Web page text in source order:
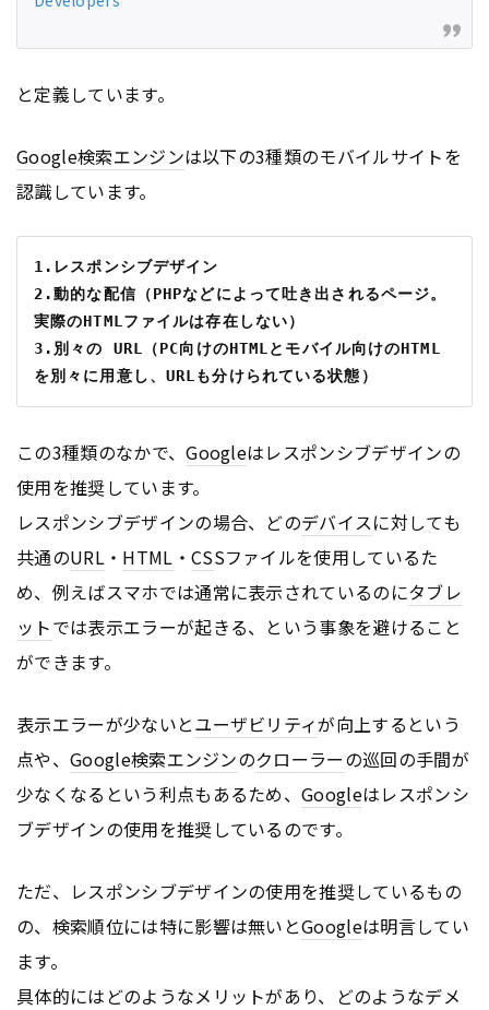
と定義しています。
Google検索エンジンは以下の3種類のモバイルサイトを
認識しています。
1.レスポンシブデザイン
2.動的な配信（PHPなどによって吐き出されるページ。
実際のHTMLファイルは存在しない）
3.別々の URL（PC向けのHTMLとモバイル向けのHTML
を別々に用意し、URLも分けられている状態）
この3種類のなかで、Googleはレスポンシブデザインの
使用を推奨しています。
レスポンシブデザインの場合、どのデバイスに対しても
共通のURL ・ HTML ・ CSSファイルを使用しているた
め、例えばスマホでは通常に表示されているのにタブレ
ットでは表示エラーが起きる、という事象を避けること
ができます。
表示エラーが少ないとユーザビリティが向上するという
点や、 Google検索エンジンのクローラーの巡回の手間が
少なくなるという利点もあるため、Googleはレスポンシ
ブデザインの使用を推奨しているのです。
ただ、レスポンシブデザインの使用を推奨しているもの
の、検索順位には特に影響は無いとGoogleは明言してい
ます。
具体的にはどのようなメリットがあり、どのようなデメ